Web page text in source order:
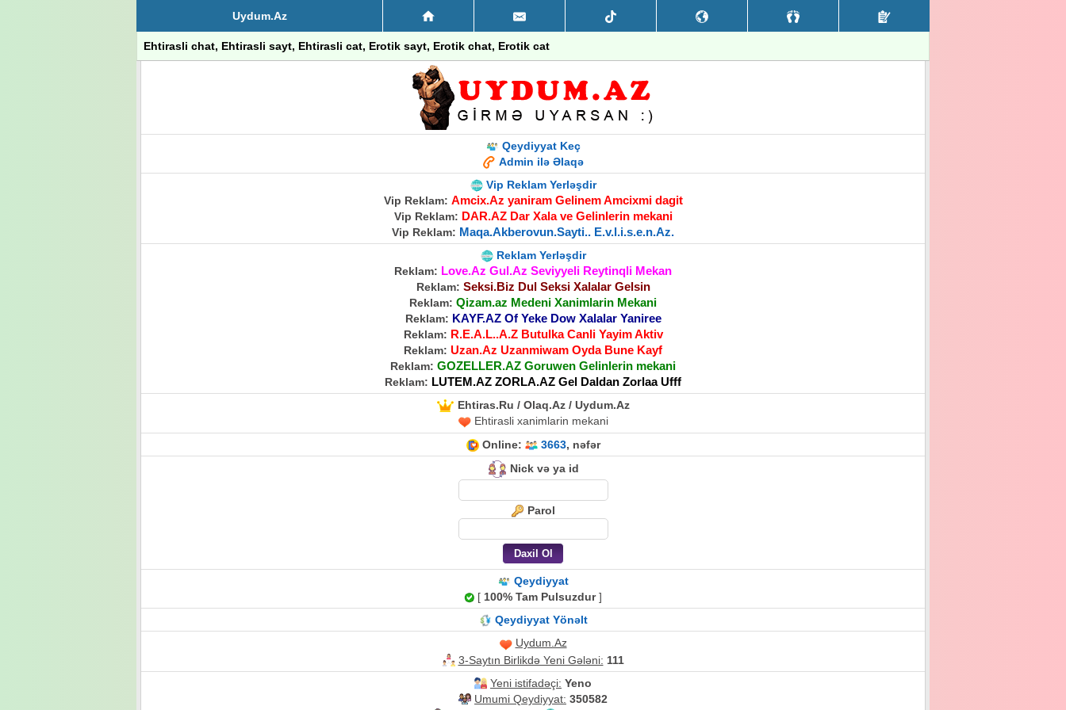
Uydum.Az
Ehtirasli chat, Ehtirasli sayt, Ehtirasli cat, Erotik sayt, Erotik chat, Erotik cat
Qeydiyyat Keç
Admin ilə Əlaqə
Vip Reklam Yerləşdir
Vip Reklam: Amcix.Az yaniram Gelinem Amcixmi dagit
Vip Reklam: DAR.AZ Dar Xala ve Gelinlerin mekani
Vip Reklam: Maqa.Akberovun.Sayti.. E.v.l.i.s.e.n.Az.
Reklam Yerləşdir
Reklam: Love.Az Gul.Az Seviyyeli Reytinqli Mekan
Reklam: Seksi.Biz Dul Seksi Xalalar Gelsin
Reklam: Qizam.az Medeni Xanimlarin Mekani
Reklam: KAYF.AZ Of Yeke Dow Xalalar Yaniree
Reklam: R.E.A.L..A.Z Butulka Canli Yayim Aktiv
Reklam: Uzan.Az Uzanmiwam Oyda Bune Kayf
Reklam: GOZELLER.AZ Goruwen Gelinlerin mekani
Reklam: LUTEM.AZ ZORLA.AZ Gel Daldan Zorlaa Ufff
Ehtiras.Ru / Olaq.Az / Uydum.Az
Ehtirasli xanimlarin mekani
Online:
3663, nəfər
Nick və ya id
Parol
Qeydiyyat
[ 100% Tam Pulsuzdur]
Qeydiyyat Yönəlt
Uydum.Az
3-Saytın Birlikdə Yeni Gələni: 111
Yeni istifadəçi: Yeno
Umumi Qeydiyyat: 350582